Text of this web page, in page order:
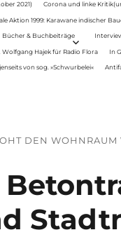
2021) Corona und linke
Aktion 1999: Karawane indischer
Bücher & Buchbeiträge
Wolfgang Hajek für Radio Flora In
von sog. »Schwurbelei«
DEN